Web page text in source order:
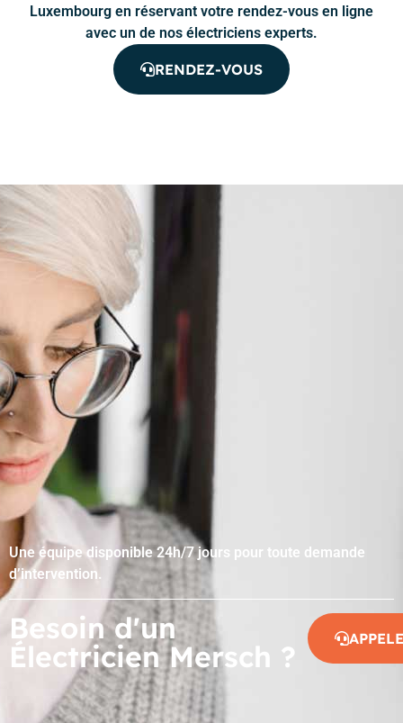
Luxembourg en réservant votre rendez-vous en ligne
avec un de nos électriciens experts.
RENDEZ-VOUS
Une équipe disponible 24h/7 jours pour toute demande
d’intervention.
Besoin d'un
Électricien Mersch ?